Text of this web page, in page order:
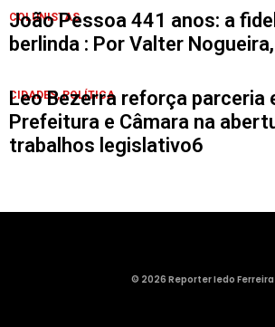
COLUNISTAS
João Pessoa 441 anos: a
berlinda : Por Valter
CIDADES,POLÍTICA
Leo Bezerra reforça parceria
Prefeitura e Câmara na
trabalhos legislativo6
© 2026 Reporter Iedo Ferreira